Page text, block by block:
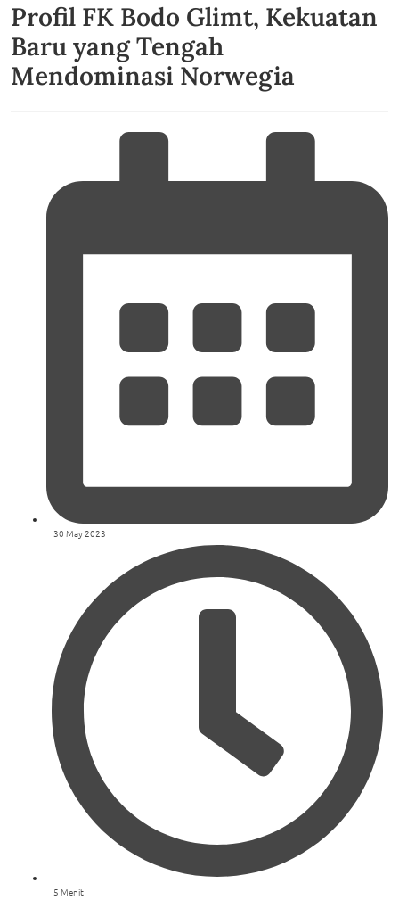
Profil FK Bodo Glimt, Kekuatan
Baru yang Tengah
Mendominasi Norwegia
30 May 2023
5 Menit